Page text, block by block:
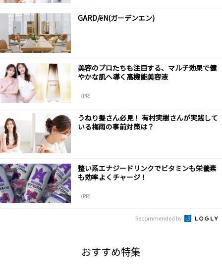
GARD/ëN(ガーデンエン)
美容のプロたちも注目する、マルチ効果で健
やかな肌へ導く高機能美容液
（PR）
うねり髪さん必見！ 有村実樹さんが実践して
いる梅雨の事前対策は？
整い系エナジードリンクでビタミンも栄養素
も効率よくチャージ！
（PR）
Recommended by
おすすめ特集